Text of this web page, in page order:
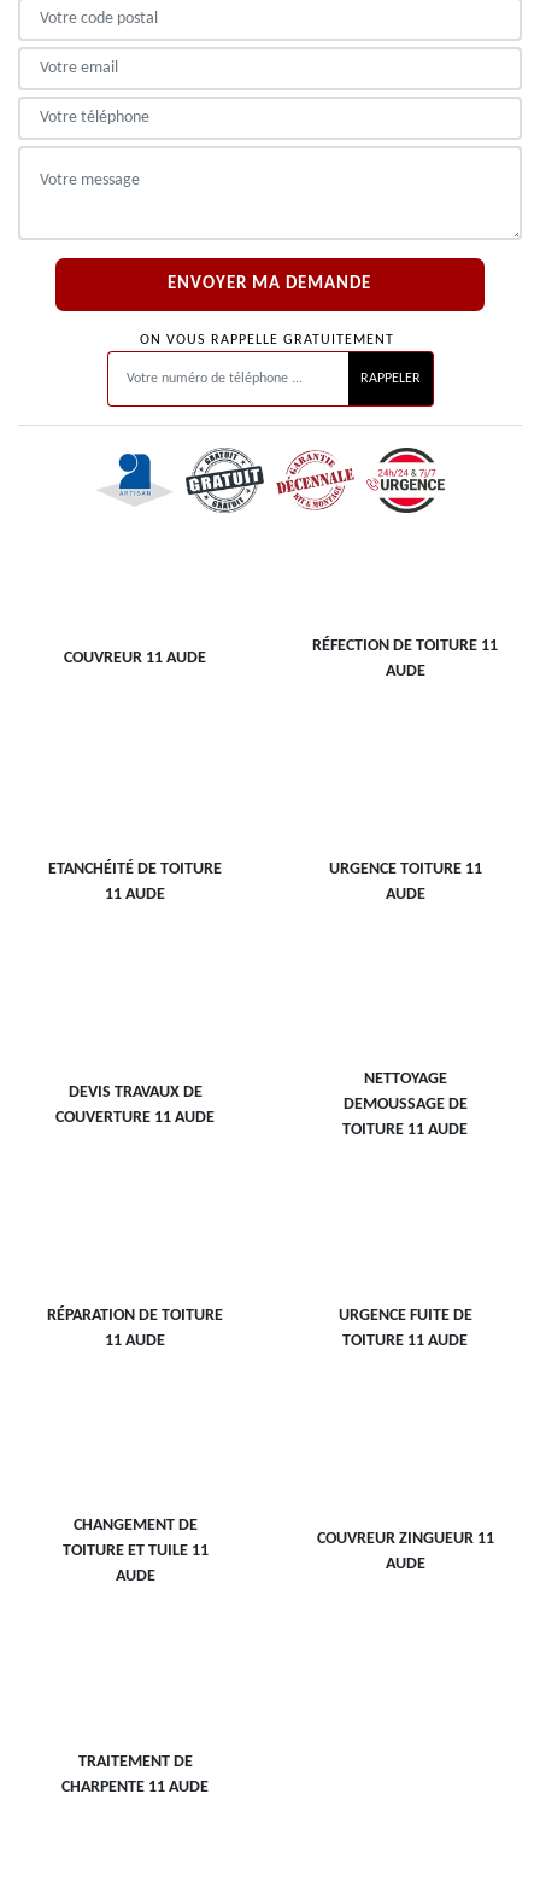
ON VOUS RAPPELLE GRATUITEMENT
COUVREUR 11 AUDE
RÉFECTION DE TOITURE 11
AUDE
ETANCHÉITÉ DE TOITURE
11 AUDE
URGENCE TOITURE 11
AUDE
DEVIS TRAVAUX DE
COUVERTURE 11 AUDE
NETTOYAGE
DEMOUSSAGE DE
TOITURE 11 AUDE
RÉPARATION DE TOITURE
11 AUDE
URGENCE FUITE DE
TOITURE 11 AUDE
CHANGEMENT DE
TOITURE ET TUILE 11
AUDE
COUVREUR ZINGUEUR 11
AUDE
TRAITEMENT DE
CHARPENTE 11 AUDE